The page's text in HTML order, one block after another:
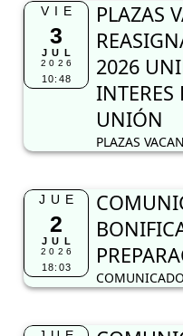
VIE
3
JUL
2026
10:48
PLAZAS
2026
INTERES
UNIÓN
PLAZAS
JUE
2
JUL
2026
18:03